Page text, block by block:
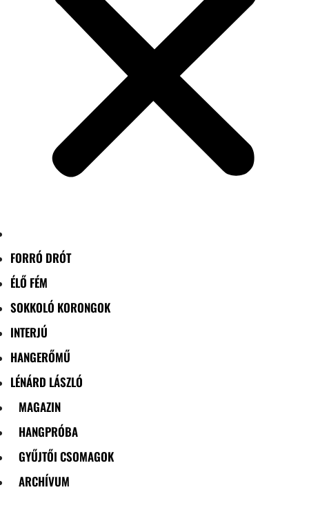
FORRÓ DRÓT
ÉLŐ FÉM
SOKKOLÓ KORONGOK
INTERJÚ
HANGERŐMŰ
LÉNÁRD LÁSZLÓ
MAGAZIN
HANGPRÓBA
GYŰJTŐI CSOMAGOK
ARCHÍVUM